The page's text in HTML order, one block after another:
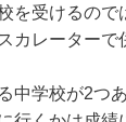
を受けるので
カレーター
中学校が2つあ